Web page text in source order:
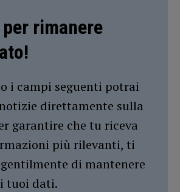
rimanere
i campi seguenti potrai
direttamente sulla
garantire che tu riceva
più rilevanti, ti
di mantenere
tuoi dati.